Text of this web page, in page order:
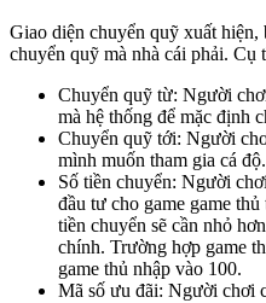
Giao diện chuyển quỹ xuất hiện,
chuyển quỹ mà nhà cái phải. Cụ
Chuyển quỹ từ: Người
mà hệ thống để mặc định
Chuyển quỹ tới: Người
mình muốn tham gia cá độ.
Số tiền chuyển: Người
đầu tư cho game game
tiền chuyển sẽ cần nhỏ
chính. Trường hợp game
game thủ nhập vào 100.
Mã số ưu đãi: Người chơi